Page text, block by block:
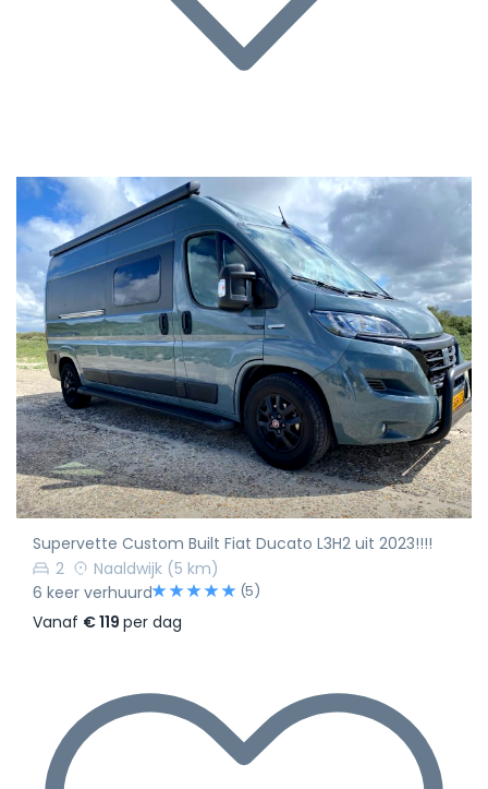
Supervette Custom Built Fiat Ducato L3H2 uit 2023!!!!
2
Naaldwijk (5 km)
6 keer verhuurd
(5)
Vanaf € 119 per dag